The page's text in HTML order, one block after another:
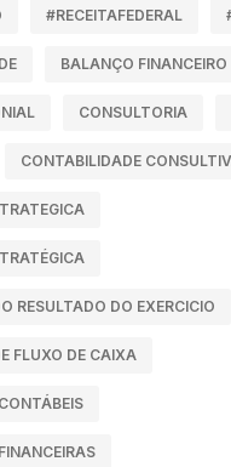
#RECEITAFEDERAL
BALANÇO FINANCEIRO
CONSULTORIA
CONTABILIDADE
RESULTADO DO EXERCICIO
FLUXO DE CAIXA